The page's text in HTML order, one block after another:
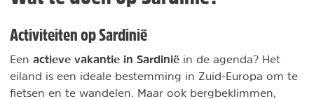
Activiteiten op Sardinië
Een actieve vakantie in Sardinië in de agenda? Het
eiland is een ideale bestemming in Zuid-Europa om te
fietsen en te wandelen. Maar ook bergbeklimmen,